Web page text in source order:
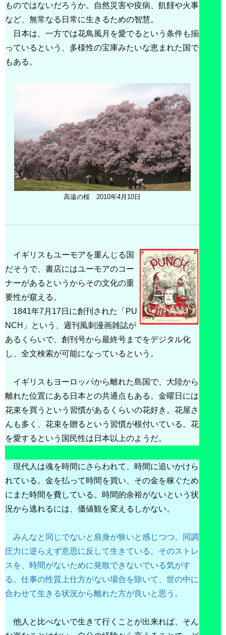
ものではないだろうか。自然災害や疫病、飢饉や火事
など、無常なる日常に生きるための智慧。
日本は、一方では花鳥風月を愛でるという条件も揃
っているという、多様性の宝庫みたいな恵まれた国で
もある。
高遠の桜 2010年4月10日
イギリスもユーモアを重んじる国
だそうで、書店にはユーモアのコー
ナーがあるというからその文化の重
要性が窺える。
1841年7月17日に創刊された「PU
NCH」という、週刊風刺漫画雑誌が
あるくらいで、創刊号から最終号までをデジタル化
し、全文検索が可能になっているという。
イギリスもヨーロッパから離れた島国で、大陸から
離れた位置にある日本との共通点もある。金曜日には
花束を買うという習慣があるくらいの花好き。花屋さ
んも多く、花束を贈るという習慣が根付いている。花
を愛するという国民性は日本以上のようだ。
現代人は魂を時間にさらわれて、時間に追いかけら
れている。金を払って時間を買い、その金を稼ぐため
にまた時間を費している。時間的余裕がないという状
況から逃れるには、価値観を変えるしかない。
みんなと同じでないと肩身が狭いと感じつつ、同調
圧力に逆らえず意思に反して生きている。そのストレ
スを、時間がないために発散できないでいる気がす
る。仕事の性質上仕方がない場合を除いて、世の中に
合わせて生きる状況から離れた方が良いと思う。
他人と比べないで生きて行くことが出来れば、そん